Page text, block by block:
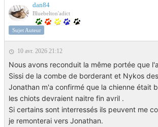
dan84
Bluebelton'adict
Sujet Auteur
10 avr. 2026 21:12
Nous avons reconduit la même portée que
Sissi de la combe de borderant et Nykos
Jonathan m'a confirmé que la chienne était
les chiots devraient naitre fin avril .
Si certains sont interressés ils peuvent me
je remonterai vers Jonathan.